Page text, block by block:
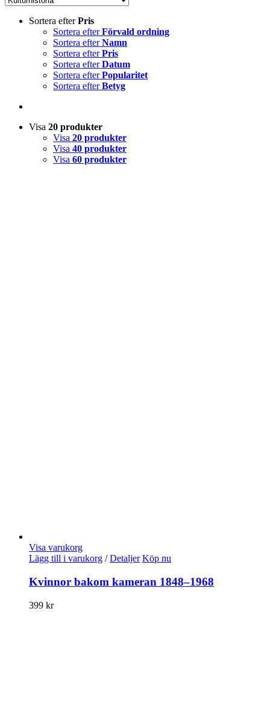
Sortera efterPris
Sortera efterFörvald ordning
Sortera efterNamn
Sortera efterPris
Sortera efterDatum
Sortera efterPopularitet
Sortera efterBetyg
Visa 20 produkter
Visa 20 produkter
Visa 40 produkter
Visa 60 produkter
Visa varukorg
Lägg till i varukorg / Detaljer Köp nu
Kvinnor bakom kameran 1848–1968
399 kr